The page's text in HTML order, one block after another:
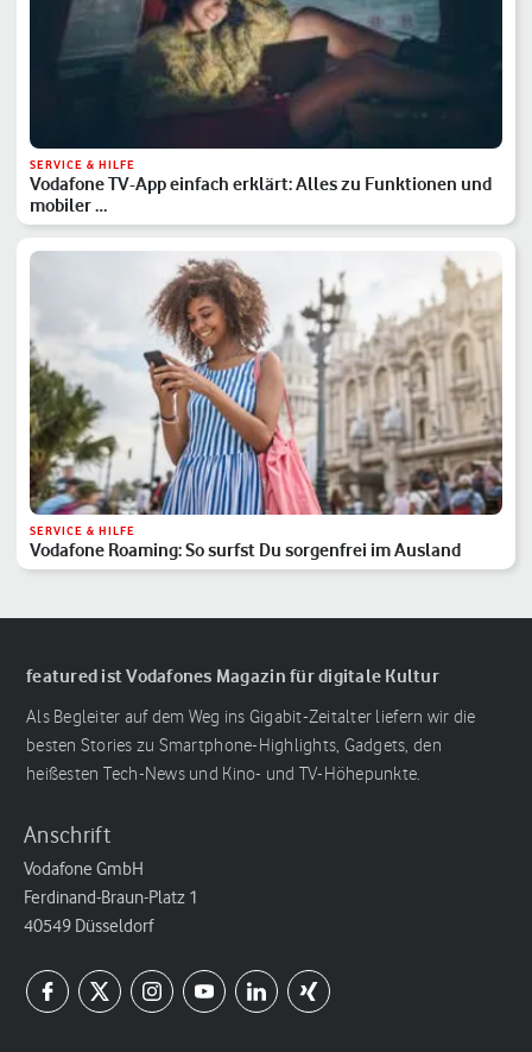
SERVICE & HILFE
Vodafone TV-App einfach erklärt: Alles zu Funktionen und
mobiler …
SERVICE & HILFE
Vodafone Roaming: So surfst Du sorgenfrei im Ausland
featured ist Vodafones Magazin für digitale Kultur
Als Begleiter auf dem Weg ins Gigabit-Zeitalter liefern wir die
besten Stories zu Smartphone-Highlights, Gadgets, den
heißesten Tech-News und Kino- und TV-Höhepunkte.
Anschrift
Vodafone GmbH
Ferdinand-Braun-Platz 1
40549 Düsseldorf